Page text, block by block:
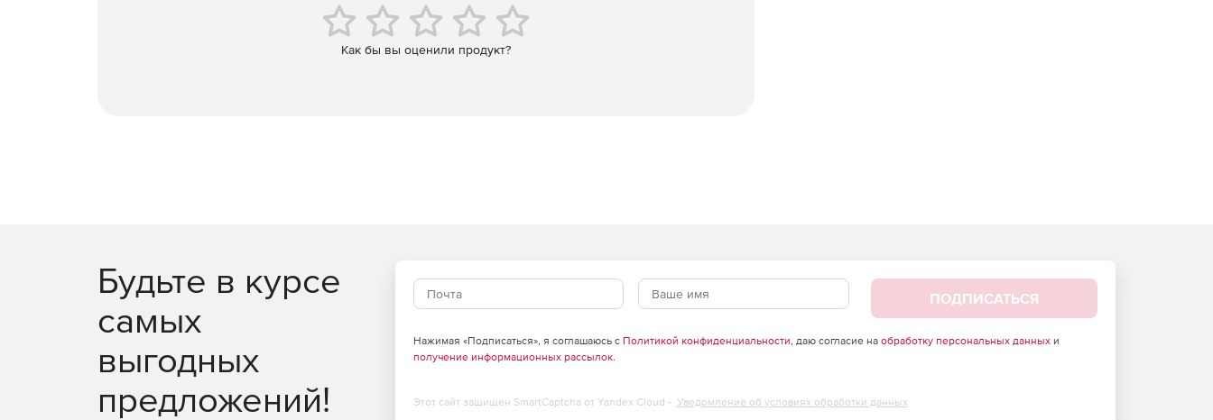
Генерация кодов Ox и Batch для оцениваемых моделей.
Как бы вы оценили продукт?
Будьте в курсе
самых
выгодных
предложений!
ПОДПИСАТЬСЯ
Нажимая «Подписаться», я соглашаюсь с Политикой конфиденциальности, даю согласие на обработку персональных данныхи
получение информационных рассылок.
Этот сайт защищен SmartCaptcha от Yandex Cloud - Уведомление об условиях обработки данных